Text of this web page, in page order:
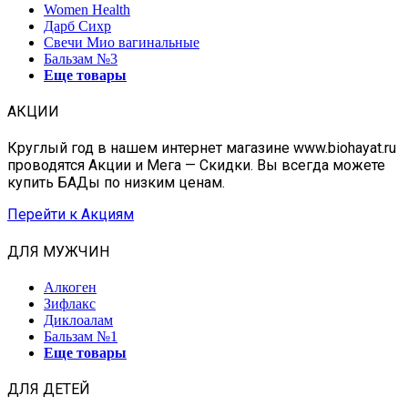
Women Health
Дарб Сихр
Свечи Мио вагинальные
Бальзам №3
Еще товары
АКЦИИ
Круглый год в нашем интернет магазине www.biohayat.ru
проводятся Акции и Мега — Скидки. Вы всегда можете
купить БАДы по низким ценам.
Перейти к Акциям
ДЛЯ МУЖЧИН
Алкоген
Зифлакс
Диклоалам
Бальзам №1
Еще товары
ДЛЯ ДЕТЕЙ